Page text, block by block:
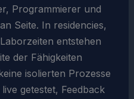
Programmierer und
Seite. In residencies,
entstehen
der Fähigkeiten
isolierten Prozesse
getestet, Feedback